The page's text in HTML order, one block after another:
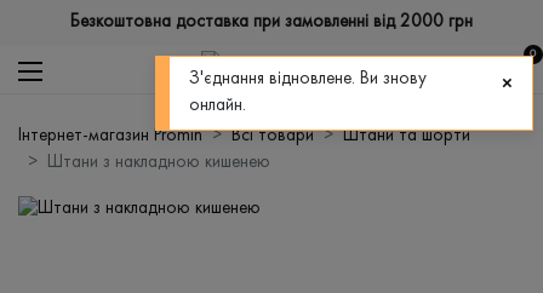
Безкоштовна доставка при замовленні від 2000 грн
0
Інтернет-магазин Promin Всі товари
Штани та шорти
Штани з накладною кишенею
З'єднання відновлене. Ви знову
онлайн.